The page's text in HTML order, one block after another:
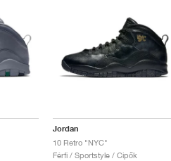
Jordan
10 Retro "NYC"
Férfi / Sportstyle / Cipők